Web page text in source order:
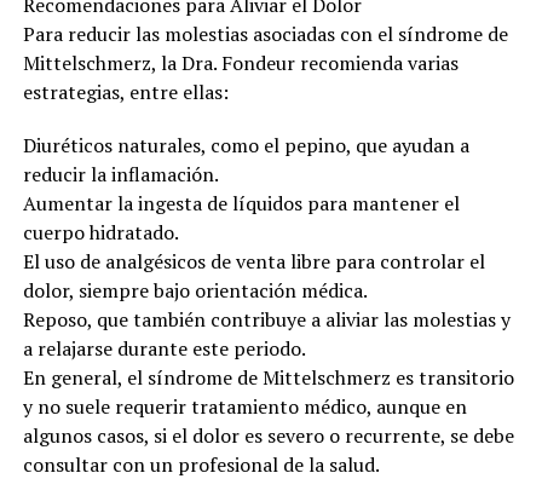
Para reducir las molestias asociadas con el síndrome de
Mittelschmerz, la Dra. Fondeur recomienda varias
estrategias, entre ellas:
Diuréticos naturales, como el pepino, que ayudan a
reducir la inflamación.
Aumentar la ingesta de líquidos para mantener el
cuerpo hidratado.
El uso de analgésicos de venta libre para controlar el
dolor, siempre bajo orientación médica.
Reposo, que también contribuye a aliviar las molestias y
a relajarse durante este periodo.
En general, el síndrome de Mittelschmerz es transitorio
y no suele requerir tratamiento médico, aunque en
algunos casos, si el dolor es severo o recurrente, se debe
consultar con un profesional de la salud.